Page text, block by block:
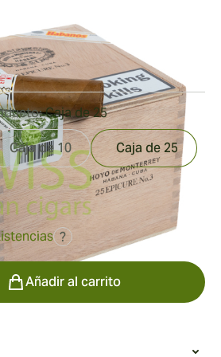
pulgadas
€
?
Caja de 25
Caja de 10 Caja de 25
Añadir al carrito